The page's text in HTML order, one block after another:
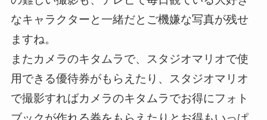
なキャラクターと一緒だとご機嫌な写真が残せ
ますね。
またカメラのキタムラで、スタジオマリオで使
用できる優待券がもらえたり、スタジオマリオ
で撮影すればカメラのキタムラでお得にフォト